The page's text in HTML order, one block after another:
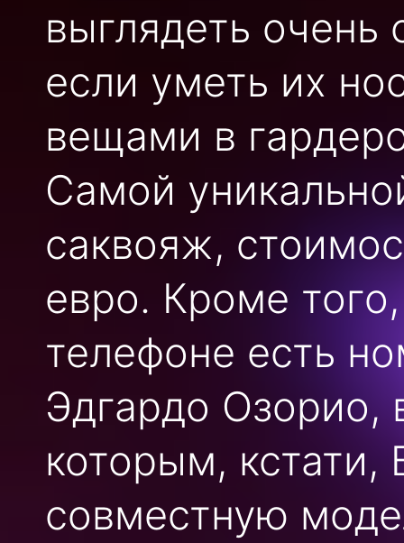
выглядеть очень
если уметь их
вещами в
Самой
саквояж,
евро. Кроме
телефоне есть
Эдгардо Озорио,
которым,
совместную